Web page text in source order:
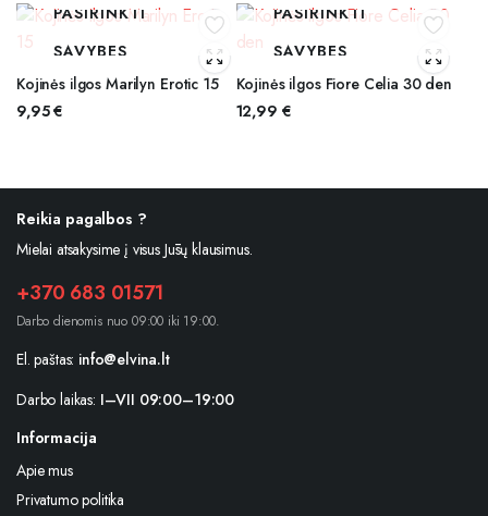
PASIRINKTI
SAVYBES
Kojinės ilgos Marilyn Erotic 15
9,95€
PASIRINKTI
SAVYBES
Kojinės ilgos Fiore Celia 30 den
12,99 €
Reikia pagalbos ?
Mielai atsakysime į visus Jūsų klausimus.
+370 683 01571
Darbo dienomis nuo 09:00 iki 19:00.
El. paštas: info@elvina.lt
Darbo laikas: I–VII 09:00–19:00
Informacija
Apie mus
Privatumo politika